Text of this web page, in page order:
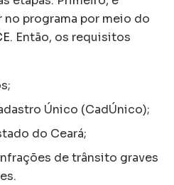
programa por meio do
. Então, os requisitos
Único (CadÚnico);
do Ceará;
de trânsito graves